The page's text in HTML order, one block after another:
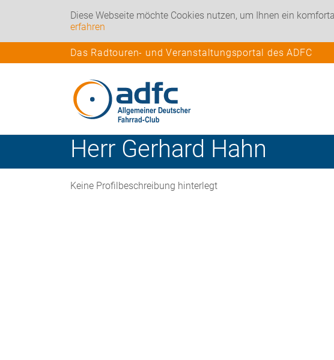
Diese Webseite möchte Cookies nutzen, um Ihnen ein
erfahren
Das Radtouren- und Veranstaltungsportal des ADFC
Herr Gerhard Hahn
Keine Profilbeschreibung hinterlegt